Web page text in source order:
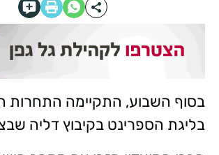
בסוף השבוע, התקיימה התחרות
בליגת הספרינט בקיבוץ דליה